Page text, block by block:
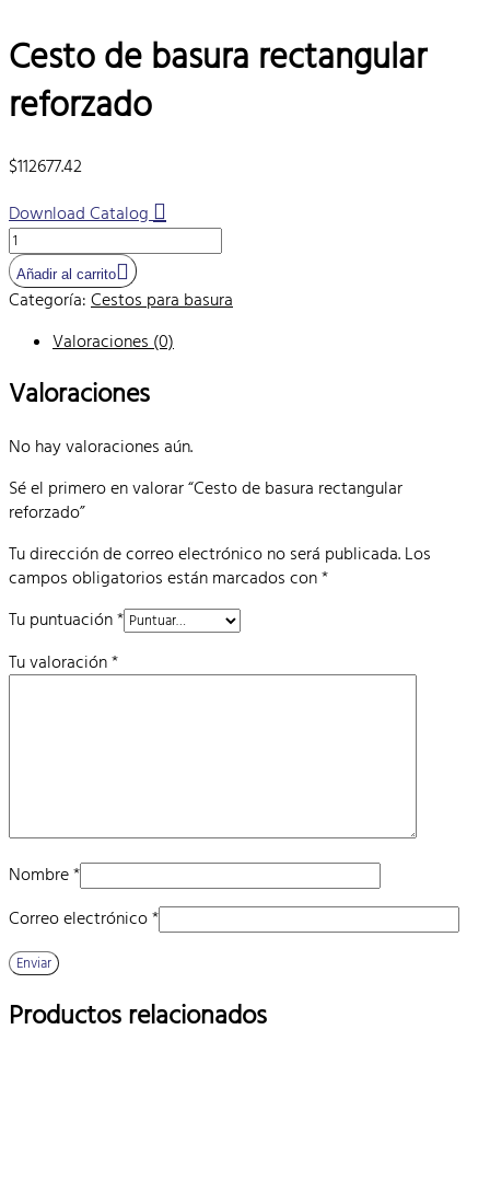
Cesto de basura rectangular
reforzado
$112677.42
Download Catalog
Cesto
de
basura
rectangular
reforzado
Añadir al carrito
Categoría: Cestos para basura
Valoraciones (0)
Valoraciones
No hay valoraciones aún.
Sé el primero en valorar “Cesto de basura rectangular
reforzado”
Tu dirección de correo electrónico no será publicada. Los
campos obligatorios están marcados con*
Tu puntuación*
Tu valoración*
Nombre*
Correo electrónico*
Productos relacionados